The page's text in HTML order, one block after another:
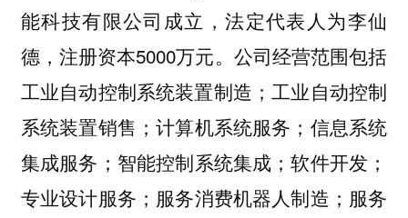
能科技有限公司成立，法定代表人为李仙
德，注册资本5000万元。公司经营范围包括
工业自动控制系统装置制造；工业自动控制
系统装置销售；计算机系统服务；信息系统
集成服务；智能控制系统集成；软件开发；
专业设计服务；服务消费机器人制造；服务